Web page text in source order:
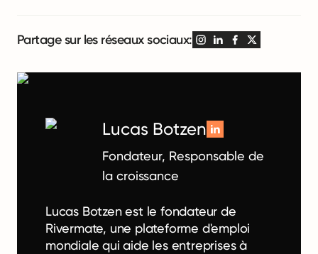
Partage sur les réseaux sociaux:
Lucas Botzen
Fondateur, Responsable de
la croissance
Lucas Botzen est le fondateur de
Rivermate, une plateforme d'emploi
mondiale qui aide les entreprises à